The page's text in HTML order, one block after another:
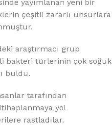
yayımlanan yeni bir
çeşitli zararlı unsurlara
araştırmacı grup
bakteri türlerinin çok soğuk
buldu.
tarafından
yol
rastladılar.